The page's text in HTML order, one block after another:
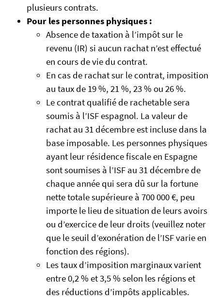
plusieurs contrats.
Pour les personnes physiques :
Absence de taxation à l’impôt sur le
revenu (IR) si aucun rachat n’est effectué
en cours de vie du contrat.
En cas de rachat sur le contrat, imposition
au taux de 19 %, 21 %, 23 % ou 26 %.
Le contrat qualifié de rachetable sera
soumis à l’ISF espagnol. La valeur de
rachat au 31 décembre est incluse dans la
base imposable. Les personnes physiques
ayant leur résidence fiscale en Espagne
sont soumises à l’ISF au 31 décembre de
chaque année qui sera dû sur la fortune
nette totale supérieure à 700 000 €, peu
importe le lieu de situation de leurs avoirs
ou d’exercice de leur droits (veuillez noter
que le seuil d’exonération de l’ISF varie en
fonction des régions).
Les taux d’imposition marginaux varient
entre 0,2 % et 3,5 % selon les régions et
des réductions d’impôts applicables.